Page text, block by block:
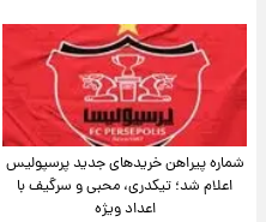
شماره پیراهن خریدهای جدید پرسپولیس
اعلام شد؛ تیکدری، محبی و سرگیف با
اعداد ویژه